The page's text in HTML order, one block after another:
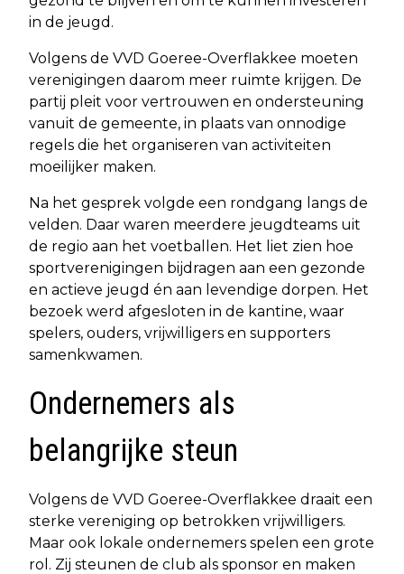
in de jeugd.
Volgens de VVD Goeree-Overflakkee moeten
verenigingen daarom meer ruimte krijgen. De
partij pleit voor vertrouwen en ondersteuning
vanuit de gemeente, in plaats van onnodige
regels die het organiseren van activiteiten
moeilijker maken.
Na het gesprek volgde een rondgang langs de
velden. Daar waren meerdere jeugdteams uit
de regio aan het voetballen. Het liet zien hoe
sportverenigingen bijdragen aan een gezonde
en actieve jeugd én aan levendige dorpen. Het
bezoek werd afgesloten in de kantine, waar
spelers, ouders, vrijwilligers en supporters
samenkwamen.
Ondernemers als
belangrijke steun
Volgens de VVD Goeree-Overflakkee draait een
sterke vereniging op betrokken vrijwilligers.
Maar ook lokale ondernemers spelen een grote
rol. Zij steunen de club als sponsor en maken